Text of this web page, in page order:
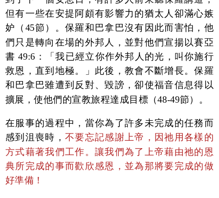
但有一些在安提阿頗有影響力的猶太人卻滿心嫉
妒（45節）。保羅和巴拿巴沒有因此而害怕，他
們只是轉向在場的外邦人，並對他們宣揚以賽亞
書 49:6：「我已經立你作外邦人的光，叫你施行
救恩，直到地極。」此後，教會不斷增長。保羅
和巴拿巴雖遭到反對、毀謗，卻使福音信息得以
擴展，使他們的宣教旅程達成目標（48-49節）。
在服事的過程中，當你為了許多未完成的任務而
感到沮喪時， 不要忘記感謝上帝，因祂用各樣的
方式藉著我們工作。讓我們為了上帝藉由祂的恩
典所完成的事而歡欣感恩，並為那將要完成的做
好準備！